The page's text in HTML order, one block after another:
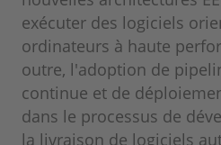
exécuter des logiciels
ordinateurs à haute
outre, l'adoption de
continue et de
dans le processus de
la livraison de logiciels